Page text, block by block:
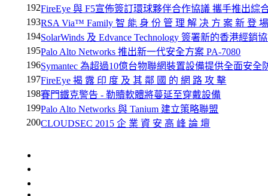
192FireEye 與 F5宣佈簽訂環球夥伴合作協議 攜手推出綜
193RSA Via™ Family 智 能 身 份 管 理 解 决 方 案 新 登
194SolarWinds 及 Edvance Technology 簽署新的香港經銷
195Palo Alto Networks 推出新一代安全方案 PA-7080
196Symantec 為超過10億台物聯網裝置設備提供全面安全
197FireEye 揭 露 印 度 及 其 鄰 國 的 網 路 攻 擊
198賽門鐵克警告 - 勒贖軟體將蔓延至穿戴設備
199Palo Alto Networks 與 Tanium 建立策略聯盟
200CLOUDSEC 2015 企 業 資 安 高 峰 論 壇